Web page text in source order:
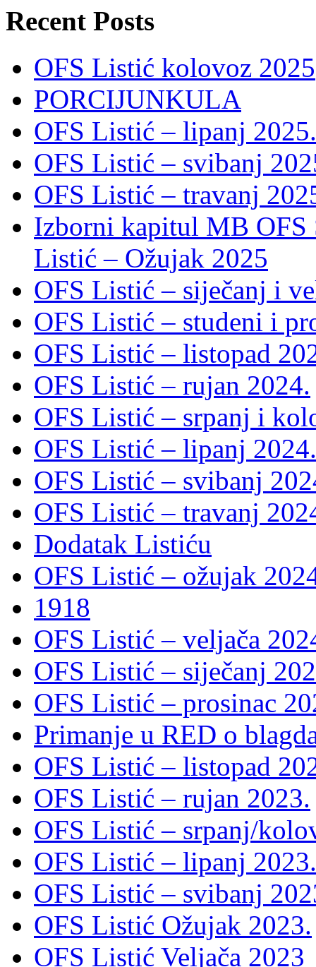
Recent Posts
OFS Listić kolovoz 2025
PORCIJUNKULA
OFS Listić – lipanj 2025.
OFS Listić – svibanj
OFS Listić – travanj
Izborni kapitul MB OFS
Listić – Ožujak 2025
OFS Listić – siječanj i
OFS Listić – studeni i
OFS Listić – listopad
OFS Listić – rujan 2024.
OFS Listić – srpanj i
OFS Listić – lipanj 2024.
OFS Listić – svibanj
OFS Listić – travanj
Dodatak Listiću
OFS Listić – ožujak
1918
OFS Listić – veljača
OFS Listić – siječanj
OFS Listić – prosinac
Primanje u RED o
OFS Listić – listopad
OFS Listić – rujan 2023.
OFS Listić – srpanj/
OFS Listić – lipanj 2023.
OFS Listić – svibanj
OFS Listić Ožujak 2023.
OFS Listić Veljača 2023